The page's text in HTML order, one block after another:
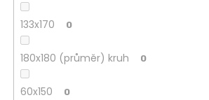
133x170 0
180x180 (průměr) kruh 0
60x150 0